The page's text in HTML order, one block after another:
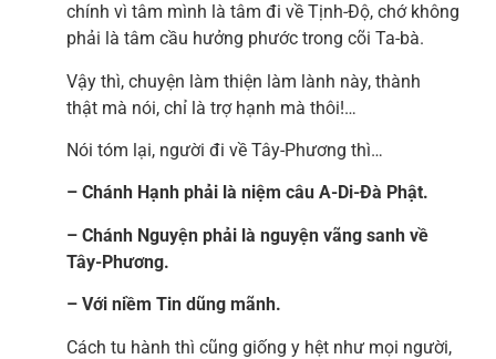
chính vì tâm mình là tâm đi về Tịnh-Độ, chớ không
phải là tâm cầu hưởng phước trong cõi Ta-bà.
Vậy thì, chuyện làm thiện làm lành này, thành
thật mà nói, chỉ là trợ hạnh mà thôi!…
Nói tóm lại, người đi về Tây-Phương thì…
– Chánh Hạnh phải là niệm câu A-Di-Đà Phật.
– Chánh Nguyện phải là nguyện vãng sanh về
Tây-Phương.
– Với niềm Tin dũng mãnh.
Cách tu hành thì cũng giống y hệt như mọi người,